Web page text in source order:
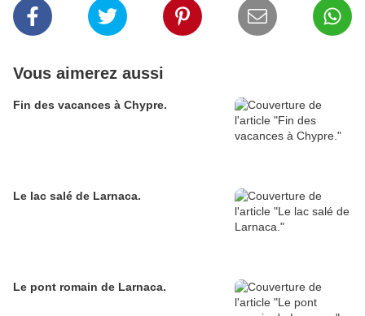
Vous aimerez aussi
Fin des vacances à Chypre.
Le lac salé de Larnaca.
Le pont romain de Larnaca.